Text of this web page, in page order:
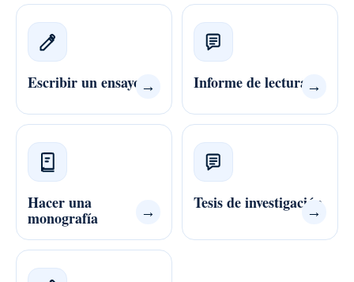
Escribir un ensayo → Informe de lectura →
Hacer una
monografía → Tesis de investigación
→